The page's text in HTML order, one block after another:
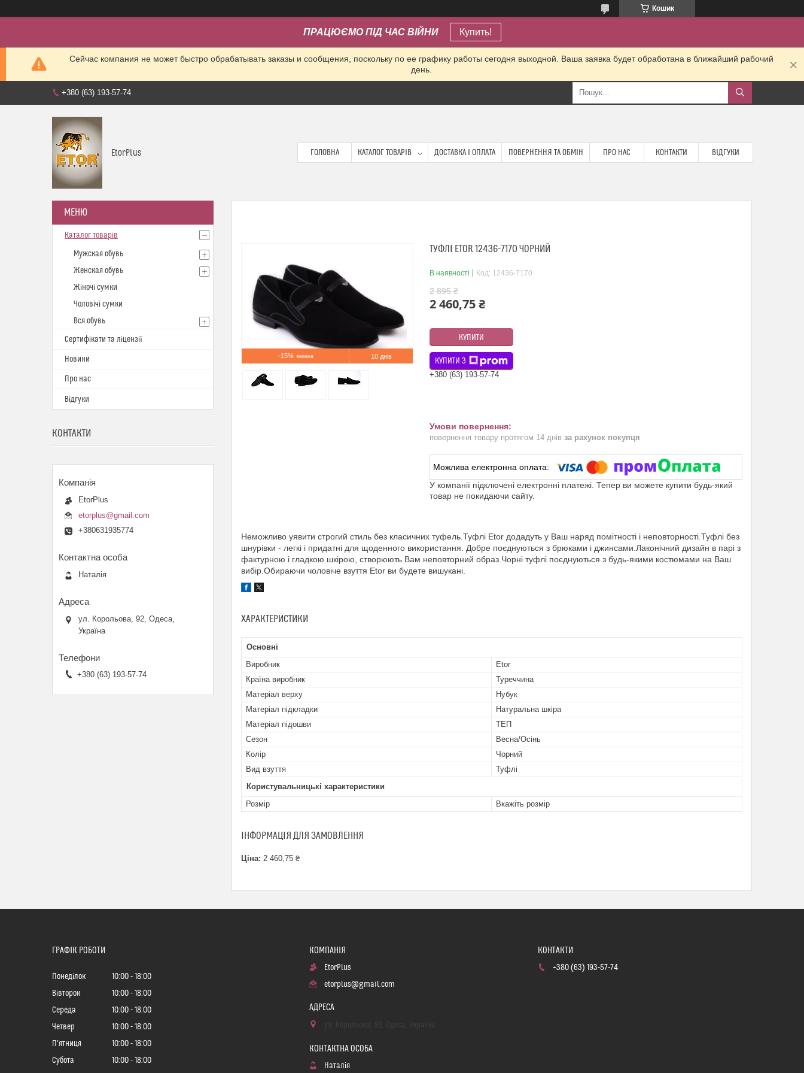
Кошик
ПРАЦЮЄМО ПІД ЧАС ВІЙНИ Купить!
Сейчас компания не может быстро обрабатывать заказы и сообщения, поскольку по ее графику работы сегодня выходной. Ваша заявка будет обработана в ближайший рабочий
день.
+380 (63) 193-57-74
EtorPlus ГОЛОВНА КАТАЛОГ ТОВАРІВ ДОСТАВКА І ОПЛАТА ПОВЕРНЕННЯ ТА ОБМІН ПРО НАС КОНТАКТИ ВІДГУКИ
–15% 10 днів
ТУФЛІ ETOR 12436-7170 ЧОРНИЙ
В наявності Код: 12436-7170
2 895 ₴
2 460,75 ₴
КУПИТИ
КУПИТИ З
+380 (63) 193-57-74
повернення товару протягом 14 днів за рахунок покупця
У компанії підключені електронні платежі. Тепер ви можете купити будь-який
товар не покидаючи сайту.
Неможливо уявити строгий стиль без класичних туфель.Туфлі Etor додадуть у Ваш наряд помітності і неповторності.Туфлі без
шнурівки - легкі і придатні для щоденного використання. Добре поєднуються з брюками і джинсами.Лаконічний дизайн в парі з
фактурною і гладкою шкірою, створюють Вам неповторний образ.Чорні туфлі поєднуються з будь-якими костюмами на Ваш
вибір.Обираючи чоловіче взуття Etor ви будете вишукані.
ХАРАКТЕРИСТИКИ
Основні
Виробник
Etor
Країна виробник
Туреччина
Матеріал верху
Нубук
Матеріал підкладки
Натуральна шкіра
Матеріал підошви
ТЕП
Сезон
Весна/Осінь
Колір
Чорний
Вид взуття
Туфлі
Користувальницькі характеристики
Розмір
Вкажіть розмір
ІНФОРМАЦІЯ ДЛЯ ЗАМОВЛЕННЯ
Ціна: 2 460,75 ₴
Каталог товарів
Мужская обувь
Женская обувь
Жіночі сумки
Чоловічі сумки
Вся обувь
Сертифікати та ліцензії
Новини
Про нас
Відгуки
КОНТАКТИ
EtorPlus
etorplus@gmail.com
+380631935774
Наталія
ул. Корольова, 92, Одеса,
Україна
+380 (63) 193-57-74
ГРАФІК РОБОТИ
Понеділок 10:00
18:00
Вівторок
10:00
18:00
Середа
10:00
18:00
Четвер
10:00
18:00
Пʼятниця
10:00
18:00
Субота
10:00
18:00
EtorPlus
etorplus@gmail.com
Наталія
+380 (63) 193-57-74